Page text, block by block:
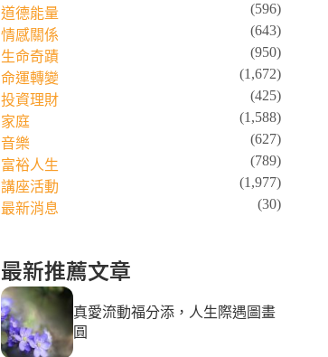
道德能量
(596)
情感關係
(643)
生命奇蹟
(950)
命運轉變
(1,672)
投資理財
(425)
家庭
(1,588)
音樂
(627)
富裕人生
(789)
講座活動
(1,977)
最新消息
(30)
最新推薦文章
真愛流動福分添，人生際遇圖畫
圓